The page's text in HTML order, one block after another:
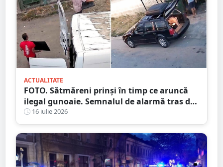
ACTUALITATE
FOTO. Sătmăreni prinși în timp ce aruncă
ilegal gunoaie. Semnalul de alarmă tras de
Primărie
16 iulie 2026